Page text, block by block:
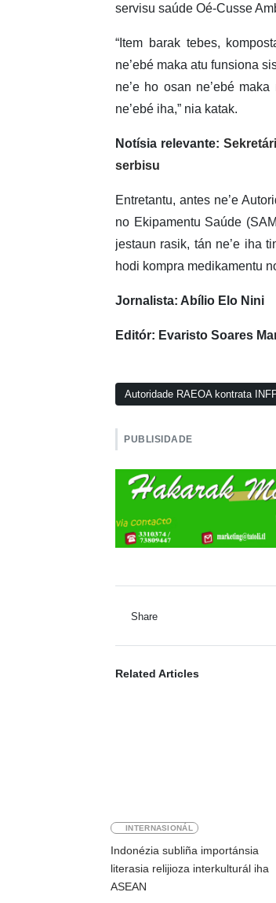
servisu saúde Oé-Cusse
“Item barak tebes,
ne’ebé maka atu funsiona
ne’e ho osan ne’ebé
ne’ebé iha,” nia katak.
Notísia relevante:
serbisu
Entretantu, antes ne’e
no Ekipamentu Saúde
jestaun rasik, tán ne’e iha
hodi kompra medikamentu
Jornalista: Abílio Elo Nini
Editór: Evaristo Soares
Autoridade RAEOA kontrata
PUBLISIDADE
Share
Related Articles
INTERNASIONÁL
Indonézia subliña importánsia
literasia relijioza interkulturál iha
ASEAN